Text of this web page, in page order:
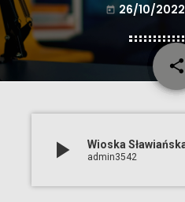
today 26/10/2022
share
email
play_arrow admin3542